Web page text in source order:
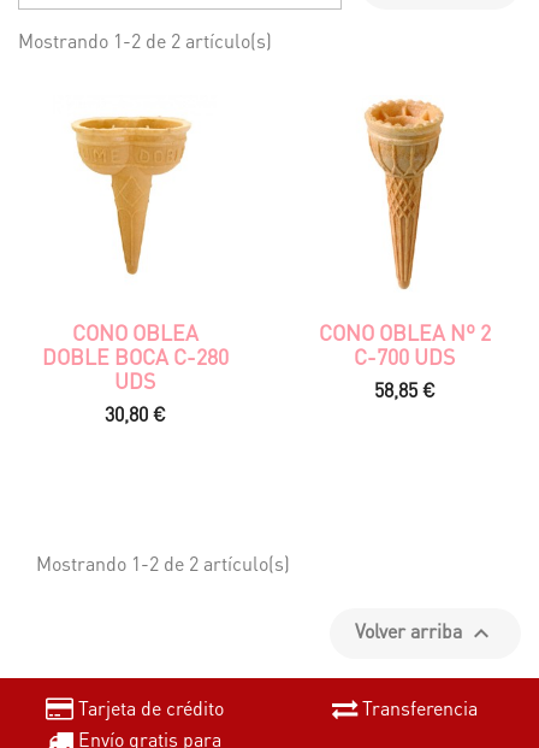
Mostrando 1-2 de 2 artículo(s)
CONO OBLEA
DOBLE BOCA C-280
UDS
Precio
30,80 €
CONO OBLEA Nº 2
C-700 UDS
Precio
58,85 €
Mostrando 1-2 de 2 artículo(s)
Volver arriba 
Tarjeta de crédito
Transferencia
Envío gratis para